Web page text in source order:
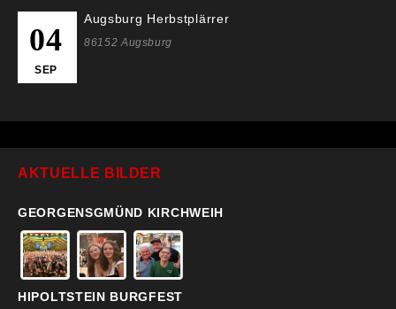
04
SEP
Augsburg Herbstplärrer
86152 Augsburg
AKTUELLE BILDER
GEORGENSGMÜND KIRCHWEIH
HIPOLTSTEIN BURGFEST